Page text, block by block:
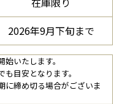
2026年9月下旬まで
いたします。
目安となります。
に締め切る場合がございま